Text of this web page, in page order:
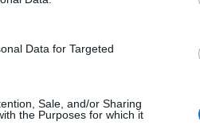
Data for Targeted
Sale, and/or Sharing
the Purposes for which it